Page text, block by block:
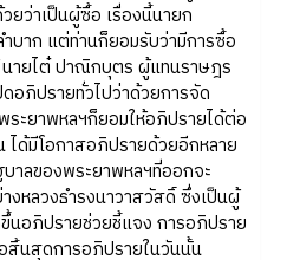
ยว่าเป็นผู้ซื้อ เรื่องนี้นายก
บาก แต่ท่านก็ยอมรับว่ามีการซื้อ
นายไต๋ ปาณิกบุตร ผู้แทนราษฎร
อภิปรายทั่วไปว่าด้วยการจัด
ระยาพหลฯก็ยอมให้อภิปรายได้ต่อ
ได้มีโอกาสอภิปรายด้วยอีกหลาย
าลของพระยาพหลฯที่ออกจะ
หลวงธำรงนาวาสวัสดิ์ ซึ่งเป็นผู้
อภิปรายช่วยชี้แจง การอภิปราย
สิ้นสุดการอภิปรายในวันนั้น